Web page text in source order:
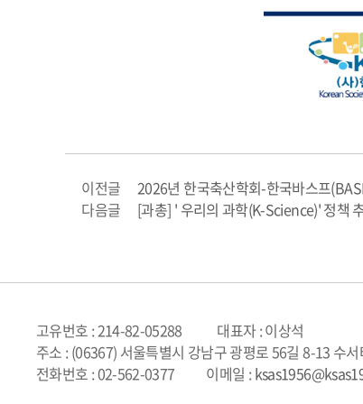
이전글
2026년 한국축산학회-한국바스프
다음글
[과총] ' 우리의 과학(K-Science)' 정책
고유번호 : 214-82-05288
대표자 : 이상석
주소 : (06367) 서울특별시 강남구 광평로 56길 8-13 수
전화번호 : 02-562-0377
이메일 :